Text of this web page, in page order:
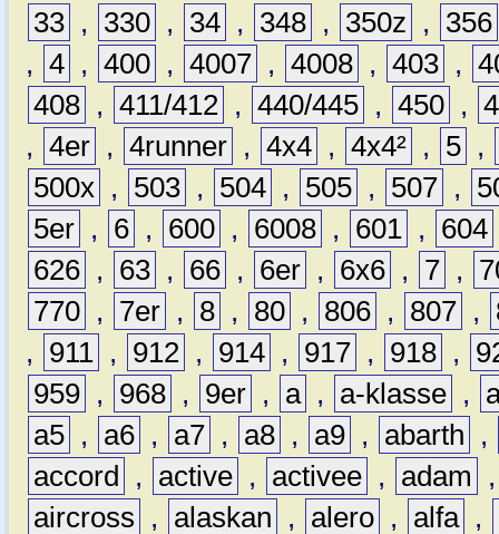
33 , 330 , 34 , 348 , 350z ,
356
, 4 , 400 , 4007 , 4008 , 403 ,
408 , 411/412 , 440/445 , 450 ,
, 4er , 4runner , 4x4 , 4x4² , 5 ,
500x , 503 , 504 , 505 , 507 ,
5er , 6 , 600 , 6008 , 601 , 604
626 , 63 , 66 , 6er , 6x6 , 7 ,
770 , 7er , 8 , 80 , 806 , 807 ,
,
911 , 912 , 914 , 917 , 918 ,
959 , 968 , 9er , a , a-klasse ,
a5 , a6 , a7 , a8 , a9 , abarth
,
accord
, active , activee , adam
aircross
, alaskan , alero , alfa ,